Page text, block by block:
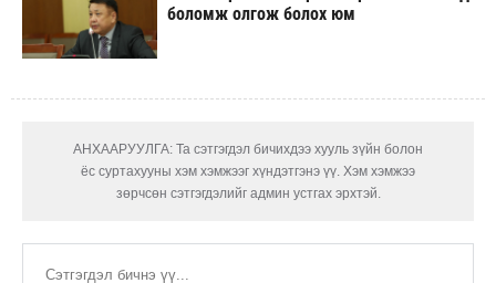
боломж олгож болох юм
АНХААРУУЛГА: Та сэтгэгдэл бичихдээ хууль зүйн болон
ёс суртахууны хэм хэмжээг хүндэтгэнэ үү. Хэм хэмжээ
зөрчсөн сэтгэгдэлийг админ устгах эрхтэй.